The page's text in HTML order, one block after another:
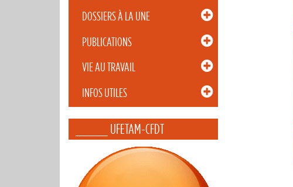
DOSSIERS À LA UNE
PUBLICATIONS
VIE AU TRAVAIL
INFOS UTILES
_____ UFETAM-CFDT